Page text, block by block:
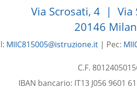
Via Scrosati, 4 | Via
20146
MIIC815005@istruzione.it | Pec:
C.F.
IBAN bancario: IT13 J056 9601